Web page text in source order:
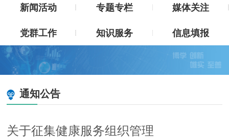
新闻活动
专题专栏
媒体关注
党群工作
知识服务 信息填报
通知公告
关于征集健康服务组织管理